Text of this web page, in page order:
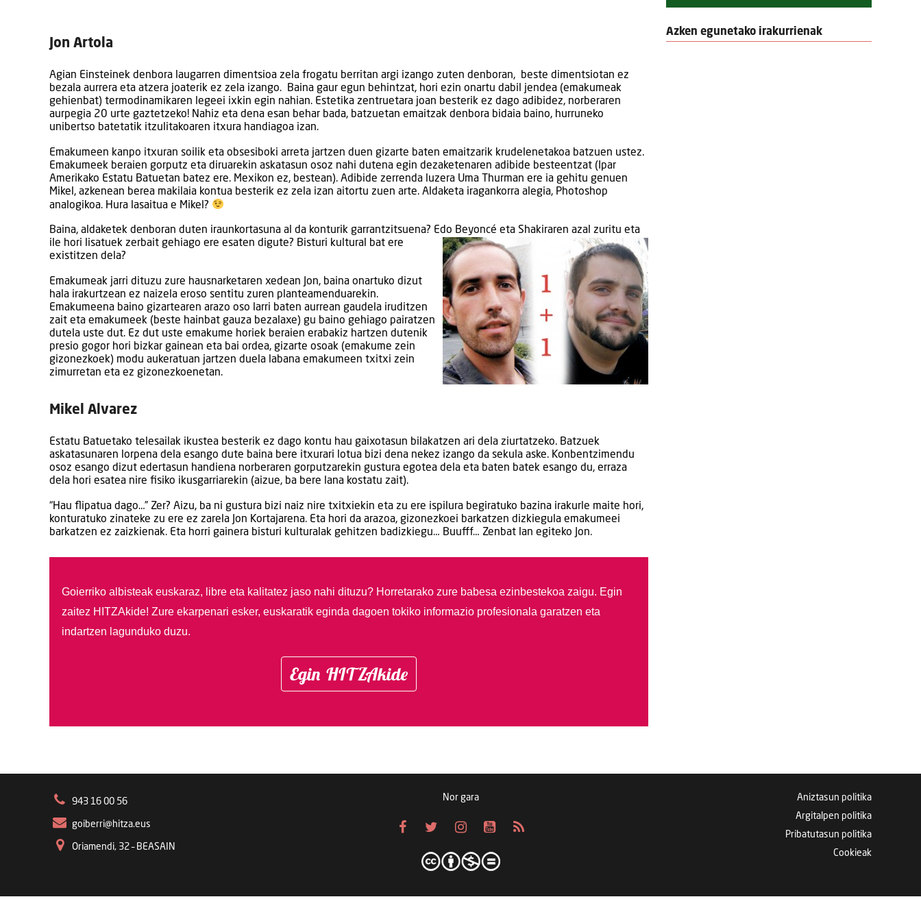
Jon Artola
Agian Einsteinek denbora laugarren dimentsioa zela frogatu berritan argi izango zuten denboran, beste dimentsiotan ez
bezala aurrera eta atzera joaterik ez zela izango. Baina gaur egun behintzat, hori ezin onartu dabil jendea (emakumeak
gehienbat) termodinamikaren legeei ixkin egin nahian. Estetika zentruetara joan besterik ez dago adibidez, norberaren
aurpegia 20 urte gaztetzeko! Nahiz eta dena esan behar bada, batzuetan emaitzak denbora bidaia baino, hurruneko
unibertso batetatik itzulitakoaren itxura handiagoa izan.
Emakumeen kanpo itxuran soilik eta obsesiboki arreta jartzen duen gizarte baten emaitzarik krudelenetakoa batzuen ustez.
Emakumeek beraien gorputz eta diruarekin askatasun osoz nahi dutena egin dezaketenaren adibide besteentzat (Ipar
Amerikako Estatu Batuetan batez ere. Mexikon ez, bestean). Adibide zerrenda luzera Uma Thurman ere ia gehitu genuen
Mikel, azkenean berea makilaia kontua besterik ez zela izan aitortu zuen arte. Aldaketa iragankorra alegia, Photoshop
analogikoa. Hura lasaitua e Mikel?
Baina, aldaketek denboran duten iraunkortasuna al da konturik garrantzitsuena? Edo Beyoncé eta Shakiraren azal zuritu eta
ile hori lisatuek zerbait gehiago ere esaten digute? Bisturi kultural bat ere
existitzen dela?
Mikel Alvarez
Emakumeak jarri dituzu zure hausnarketaren xedean Jon, baina onartuko dizut
hala irakurtzean ez naizela eroso sentitu zuren planteamenduarekin.
Emakumeena baino gizartearen arazo oso larri baten aurrean gaudela iruditzen
zait eta emakumeek (beste hainbat gauza bezalaxe) gu baino gehiago pairatzen
dutela uste dut. Ez dut uste emakume horiek beraien erabakiz hartzen dutenik
presio gogor hori bizkar gainean eta bai ordea, gizarte osoak (emakume zein
gizonezkoek) modu aukeratuan jartzen duela labana emakumeen txitxi zein
zimurretan eta ez gizonezkoenetan.
Estatu Batuetako telesailak ikustea besterik ez dago kontu hau gaixotasun bilakatzen ari dela ziurtatzeko. Batzuek
askatasunaren lorpena dela esango dute baina bere itxurari lotua bizi dena nekez izango da sekula aske. Konbentzimendu
osoz esango dizut edertasun handiena norberaren gorputzarekin gustura egotea dela eta baten batek esango du, erraza
dela hori esatea nire fisiko ikusgarriarekin (aizue, ba bere lana kostatu zait).
“Hau flipatua dago…” Zer? Aizu, ba ni gustura bizi naiz nire txitxiekin eta zu ere ispilura begiratuko bazina irakurle maite hori,
konturatuko zinateke zu ere ez zarela Jon Kortajarena. Eta hori da arazoa, gizonezkoei barkatzen dizkiegula emakumeei
barkatzen ez zaizkienak. Eta horri gainera bisturi kulturalak gehitzen badizkiegu… Buufff… Zenbat lan egiteko Jon.
Goierriko albisteak euskaraz, libre eta kalitatez jaso nahi dituzu? Horretarako zure babesa ezinbestekoa zaigu. Egin
zaitez HITZAkide! Zure ekarpenari esker, euskaratik eginda dagoen tokiko informazio profesionala garatzen eta
indartzen lagunduko duzu.
Egin HITZAkide
Azken egunetako irakurrienak
943 16 00 56
goiberri@hitza.eus
Oriamendi, 32 – BEASAIN
Nor gara
Aniztasun politika
Argitalpen politika
Pribatutasun politika
Cookieak